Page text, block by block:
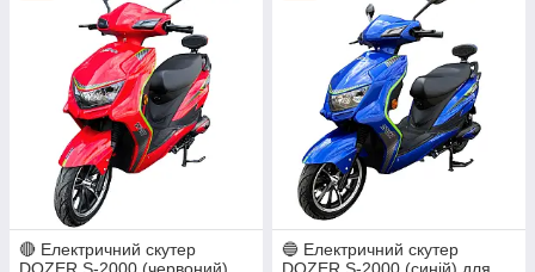
🔴 Електричний скутер
🔵 Електричний скутер